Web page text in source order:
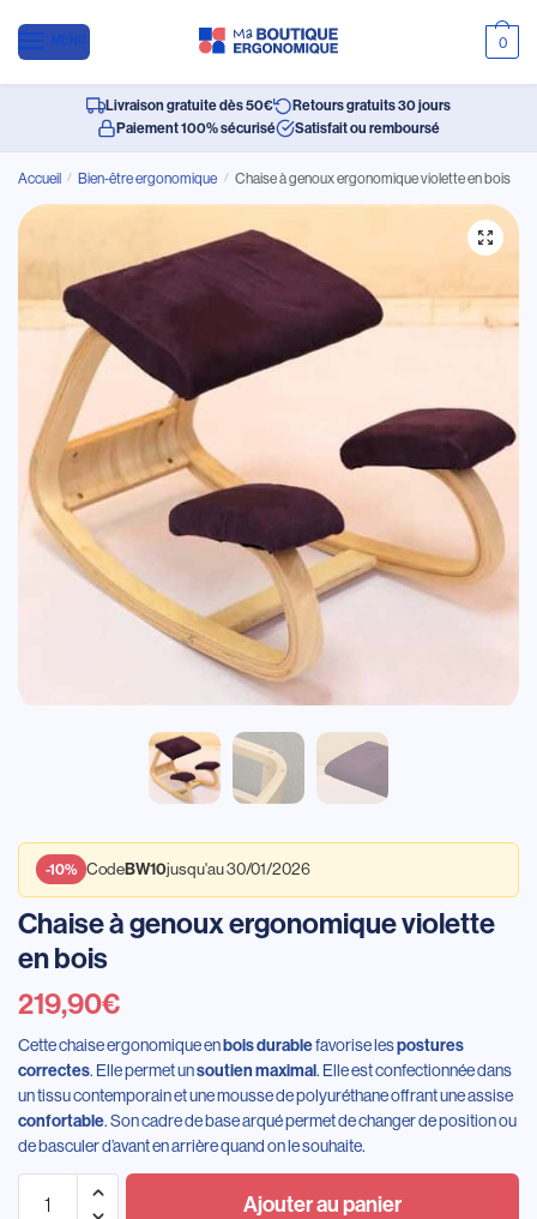
MENU 0
Livraison gratuite dès 50€
Retours gratuits 30 jours
Paiement 100% sécurisé
Satisfait ou remboursé
Accueil / Bien-être ergonomique / Chaise à genoux ergonomique violette en bois
-10% CodeBW10jusqu'au 30/01/2026
Chaise à genoux ergonomique violette
en bois
219,90€
Cette chaise ergonomique enbois durablefavorise lespostures
correctes. Elle permet unsoutien maximal. Elle est confectionnée dans
un tissu contemporain et une mousse de polyuréthane offrant une assise
confortable. Son cadre de base arqué permet de changer de position ou
de basculer d’avant en arrière quand on le souhaite.
Ajouter au panier